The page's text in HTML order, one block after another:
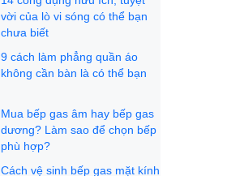
vời của lò vi sóng có thể bạn
chưa biết
9 cách làm phẳng quần áo
không cần bàn là có thể bạn
Mua bếp gas âm hay bếp gas
dương? Làm sao để chọn bếp
phù hợp?
Cách vệ sinh bếp gas mặt kính